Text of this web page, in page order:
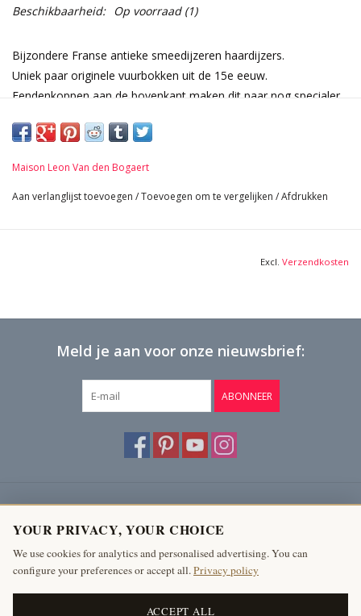
Beschikbaarheid: Op voorraad(1)
Bijzondere Franse antieke smeedijzeren haardijzers.
Uniek paar originele vuurbokken uit de 15e eeuw.
Eendenkoppen aan de bovenkant maken dit paar nog specialer.
72 cm Hoogte 28,35 Inch
67 cm Lengte 26,38 Inch
19,6 Kg
Maison Leon Van den Bogaert
Aan verlanglijst toevoegen /Toevoegen om te vergelijken /Afdrukken
Excl. Verzendkosten
Meld je aan voor onze nieuwsbrief:
ABONNEER
Producten
Mijn account
The Antique Fireplace Bank
YOUR PRIVACY, YOUR CHOICE
We use cookies for analytics and personalised advertising. You can
configure your preferences or accept all.Privacy policy
ACCEPT ALL